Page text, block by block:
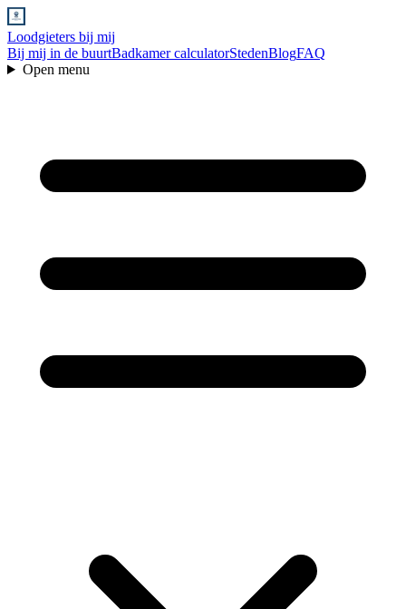
Loodgieters bij mij
Bij mij in de buurtBadkamer calculatorStedenBlogFAQ
Open menu